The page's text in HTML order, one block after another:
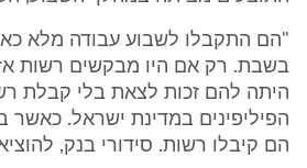
"הם התקבלו לשבוע עבודה מלא
בשבת. רק אם היו מבקשים רשות אז
היתה להם זכות לצאת בלי קבלת
הפיליפינים במדינת ישראל. כאשר
הם קיבלו רשות. סידורי בנק,